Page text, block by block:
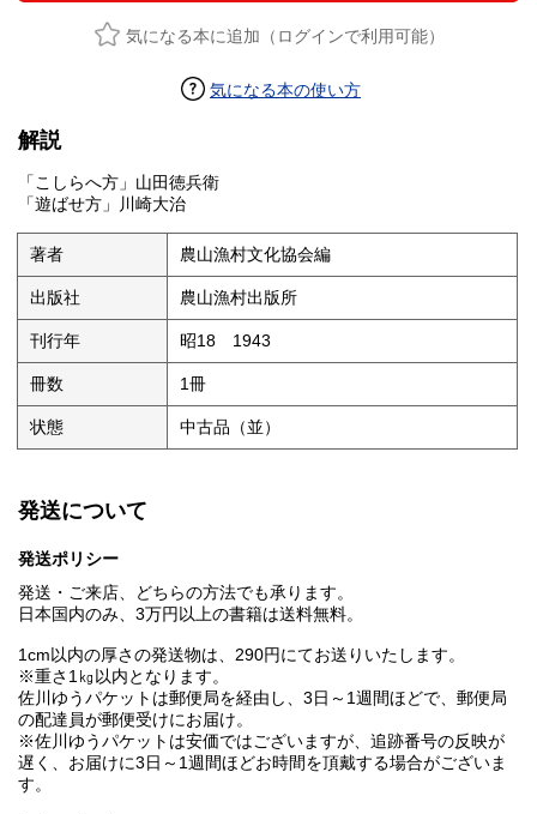
気になる本に追加（ログインで利用可能）
気になる本の使い方
解説
「こしらへ方」山田徳兵衛
「遊ばせ方」川崎大治
著者 農山漁村文化協会編
出版社 農山漁村出版所
刊行年 昭18 1943
冊数 1冊
状態 中古品（並）
発送について
発送ポリシー
発送・ご来店、どちらの方法でも承ります。
日本国内のみ、3万円以上の書籍は送料無料。
1cm以内の厚さの発送物は、290円にてお送りいたします。
※重さ1㎏以内となります。
佐川ゆうパケットは郵便局を経由し、3日～1週間ほどで、郵便局
の配達員が郵便受けにお届け。
※佐川ゆうパケットは安価ではございますが、追跡番号の反映が
遅く、お届けに3日～1週間ほどお時間を頂戴する場合がございま
す。